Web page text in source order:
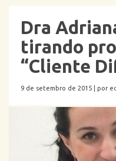
Dra
tirando
“Cliente
9 de setembro de 2015 | por